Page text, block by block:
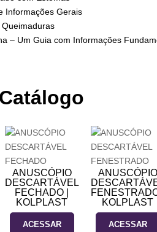
Informações Gerais
– Um Guia com Informações
Catálogo
ANUSCÓPIO
DESCARTÁVEL
FECHADO |
KOLPLAST
ACESSAR
ANUSCÓPIO
FENESTRADO
KOLPLAST
ACESSAR